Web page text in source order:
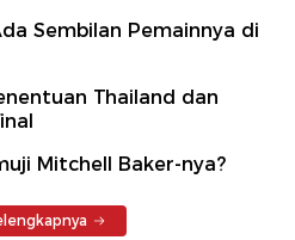
Sembilan Pemainnya di
Thailand dan
Mitchell Baker-nya?